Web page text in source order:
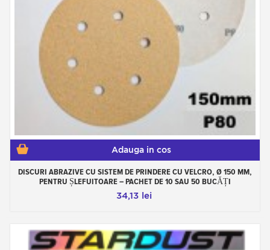
Adauga in cos
DISCURI ABRAZIVE CU SISTEM DE PRINDERE CU VELCRO, Ø 150 MM,
PENTRU ȘLEFUITOARE – PACHET DE 10 SAU 50 BUCĂȚI
34,13 lei